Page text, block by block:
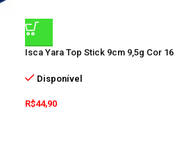
Isca Yara Top Stick 9cm 9,5g Cor 16
Disponível
R$44,90